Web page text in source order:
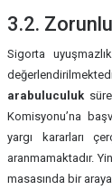
3.2.
Sigorta
arabuluculuk
Komisyonu’na
yargı kararları
aranmamaktadır.
masasında bir